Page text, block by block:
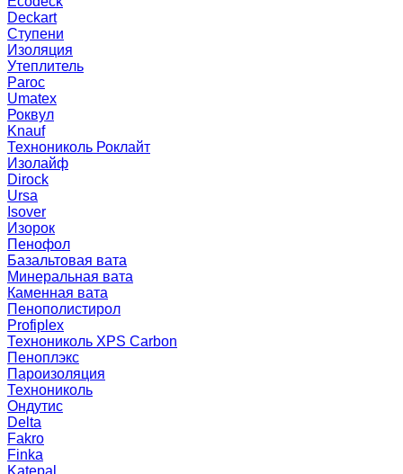
Deckart
Ступени
Изоляция
Утеплитель
Paroc
Umatex
Роквул
Knauf
Технониколь Роклайт
Изолайф
Dirock
Ursa
Isover
Изорок
Пенофол
Базальтовая вата
Минеральная вата
Каменная вата
Пенополистирол
Profiplex
Технониколь XPS Carbon
Пеноплэкс
Пароизоляция
Технониколь
Ондутис
Delta
Fakro
Finka
Katepal